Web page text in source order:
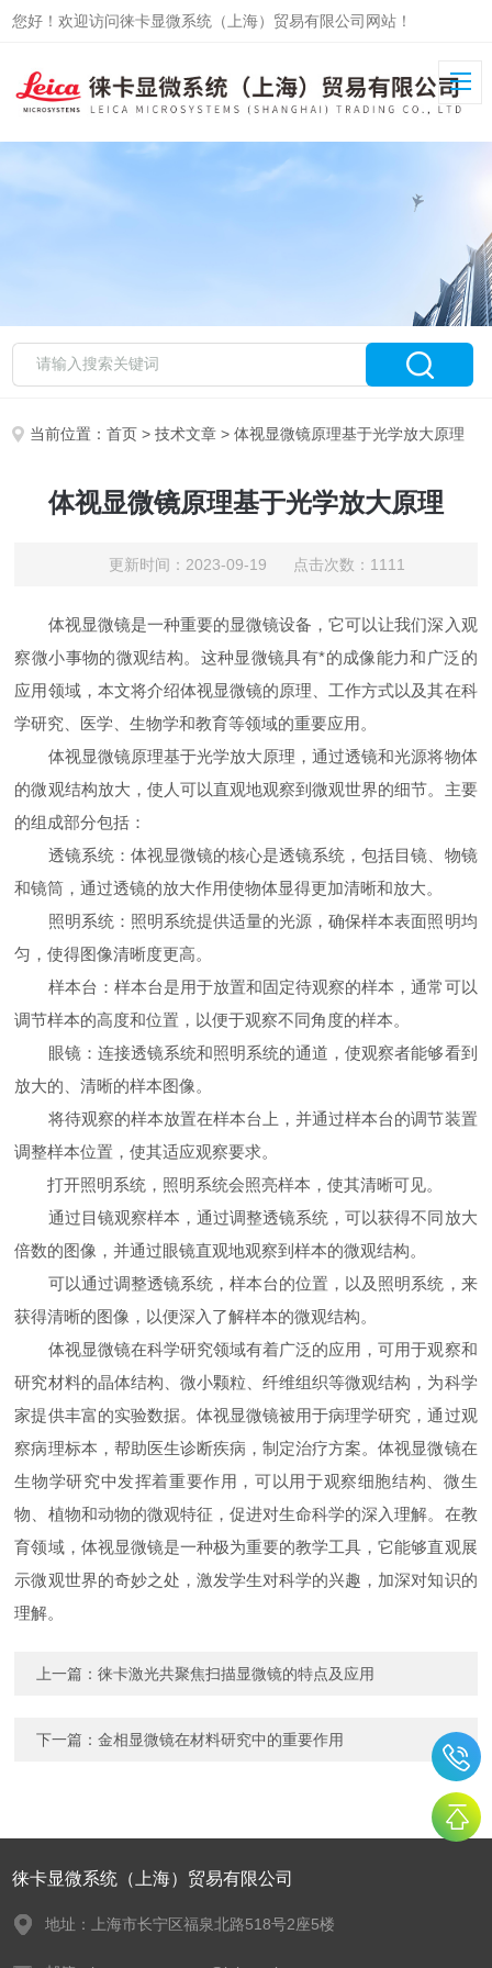
您好！欢迎访问徕卡显微系统（上海）贸易有限公司网站！
当前位置：首页 >技术文章 > 体视显微镜原理基于光学放大原理
体视显微镜原理基于光学放大原理
更新时间：2023-09-19 点击次数：1111
体视显微镜是一种重要的显微镜设备，它可以让我们深入观
察微小事物的微观结构。这种显微镜具有*的成像能力和广泛的
应用领域，本文将介绍体视显微镜的原理、工作方式以及其在科
学研究、医学、生物学和教育等领域的重要应用。
体视显微镜原理基于光学放大原理，通过透镜和光源将物体
的微观结构放大，使人可以直观地观察到微观世界的细节。主要
的组成部分包括：
透镜系统：体视显微镜的核心是透镜系统，包括目镜、物镜
和镜筒，通过透镜的放大作用使物体显得更加清晰和放大。
照明系统：照明系统提供适量的光源，确保样本表面照明均
匀，使得图像清晰度更高。
样本台：样本台是用于放置和固定待观察的样本，通常可以
调节样本的高度和位置，以便于观察不同角度的样本。
眼镜：连接透镜系统和照明系统的通道，使观察者能够看到
放大的、清晰的样本图像。
将待观察的样本放置在样本台上，并通过样本台的调节装置
调整样本位置，使其适应观察要求。
打开照明系统，照明系统会照亮样本，使其清晰可见。
通过目镜观察样本，通过调整透镜系统，可以获得不同放大
倍数的图像，并通过眼镜直观地观察到样本的微观结构。
可以通过调整透镜系统，样本台的位置，以及照明系统，来
获得清晰的图像，以便深入了解样本的微观结构。
体视显微镜在科学研究领域有着广泛的应用，可用于观察和
研究材料的晶体结构、微小颗粒、纤维组织等微观结构，为科学
家提供丰富的实验数据。体视显微镜被用于病理学研究，通过观
察病理标本，帮助医生诊断疾病，制定治疗方案。体视显微镜在
生物学研究中发挥着重要作用，可以用于观察细胞结构、微生
物、植物和动物的微观特征，促进对生命科学的深入理解。在教
育领域，体视显微镜是一种极为重要的教学工具，它能够直观展
示微观世界的奇妙之处，激发学生对科学的兴趣，加深对知识的
理解。
上一篇：徕卡激光共聚焦扫描显微镜的特点及应用
下一篇：金相显微镜在材料研究中的重要作用
徕卡显微系统（上海）贸易有限公司
地址：上海市长宁区福泉北路518号2座5楼